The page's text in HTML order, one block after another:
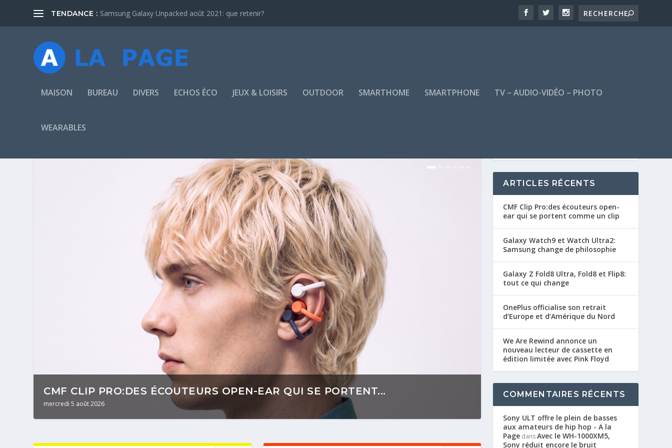
TENDANCE : Samsung Galaxy Unpacked août 2021: que retenir?
MAISON BUREAU DIVERS ECHOS ÉCO JEUX & LOISIRS OUTDOOR SMARTHOME SMARTPHONE TV – AUDIO-VIDÉO – PHOTO
WEARABLES
CMF CLIP PRO:DES ÉCOUTEURS OPEN-EAR QUI SE PORTENT...
mercredi 5 août 2026
ARTICLES RÉCENTS
CMF Clip Pro:des écouteurs open-
ear qui se portent comme un clip
Galaxy Watch9 et Watch Ultra2:
Samsung change de philosophie
Galaxy Z Fold8 Ultra, Fold8 et Flip8:
tout ce qui change
OnePlus officialise son retrait
d’Europe et d’Amérique du Nord
We Are Rewind annonce un
nouveau lecteur de cassette en
édition limitée avec Pink Floyd
COMMENTAIRES RÉCENTS
Sony ULT offre le plein de basses
aux amateurs de hip hop - A la
Page dansAvec le WH-1000XM5,
Sony réduit encore le bruit